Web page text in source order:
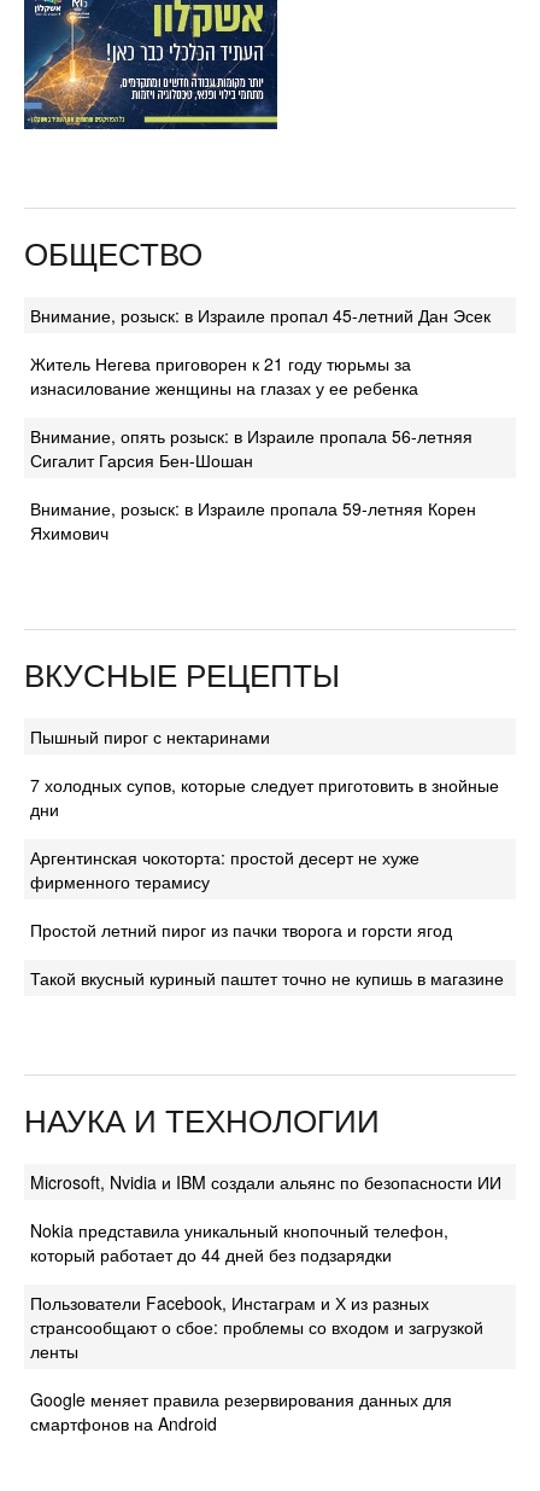
ОБЩЕСТВО
Внимание, розыск: в Израиле пропал 45-летний Дан Эсек
Житель Негева приговорен к 21 году тюрьмы за
изнасилование женщины на глазах у ее ребенка
Внимание, опять розыск: в Израиле пропала 56-летняя
Сигалит Гарсия Бен-Шошан
Внимание, розыск: в Израиле пропала 59-летняя Корен
Яхимович
ВКУСНЫЕ РЕЦЕПТЫ
Пышный пирог с нектаринами
7 холодных супов, которые следует приготовить в знойные
дни
Аргентинская чокоторта: простой десерт не хуже
фирменного терамису
Простой летний пирог из пачки творога и горсти ягод
Такой вкусный куриный паштет точно не купишь в магазине
НАУКА И ТЕХНОЛОГИИ
Microsoft, Nvidia и IBM создали альянс по безопасности ИИ
Nokia представила уникальный кнопочный телефон,
который работает до 44 дней без подзарядки
Пользователи Facebook, Инстаграм и Х из разных
странсообщают о сбое: проблемы со входом и загрузкой
ленты
Google меняет правила резервирования данных для
смартфонов на Android